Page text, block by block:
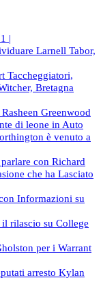
|
Larnell Tabor,
Taccheggiatori,
Bretagna
Greenwood
di leone in Auto
è venuto a
con Richard
che ha Lasciato
Informazioni su
rilascio su College
per i Warrant
arresto Kylan